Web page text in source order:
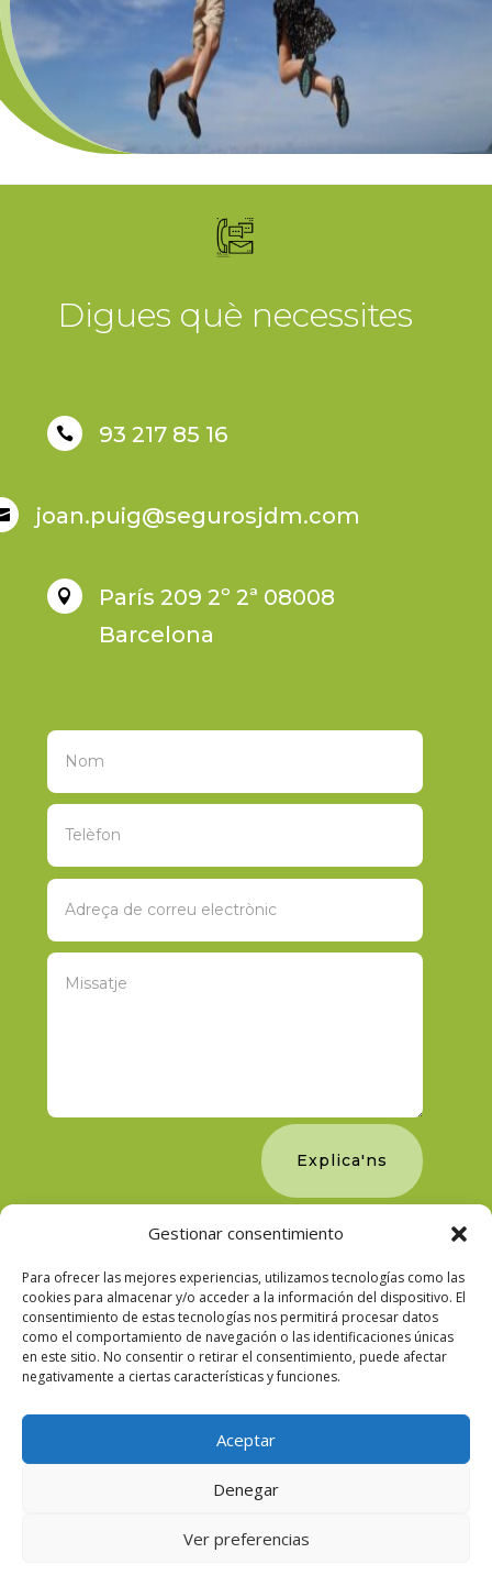
Gestionar consentimiento
Para ofrecer las mejores experiencias, utilizamos tecnologías como las
cookies para almacenar y/o acceder a la información del dispositivo. El
consentimiento de estas tecnologías nos permitirá procesar datos
como el comportamiento de navegación o las identificaciones únicas
en este sitio. No consentir o retirar el consentimiento, puede afectar
negativamente a ciertas características y funciones.
Aceptar
Denegar
Ver preferencias
Digues què necessites
 93 217 85 16
joan.puig@segurosjdm.com

París 209 2º 2ª 08008
Barcelona
Explica'ns
2021 © JDM Seguros - Desarrollado por